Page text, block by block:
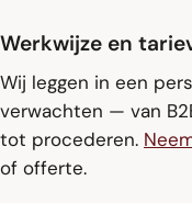
Werkwijze en
Wij leggen in een
verwachten — van
tot procederen.
of offerte.